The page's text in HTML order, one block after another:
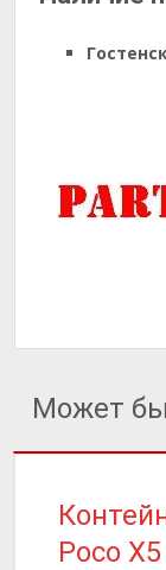
Может
Poco